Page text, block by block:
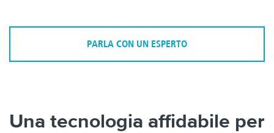
PARLA CON UN ESPERTO
Una tecnologia affidabile per